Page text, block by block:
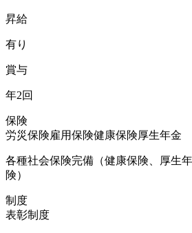
昇給
有り
賞与
年2回
保険
労災保険雇用保険健康保険厚生年金
各種社会保険完備（健康保険、厚生
険）
制度
表彰制度